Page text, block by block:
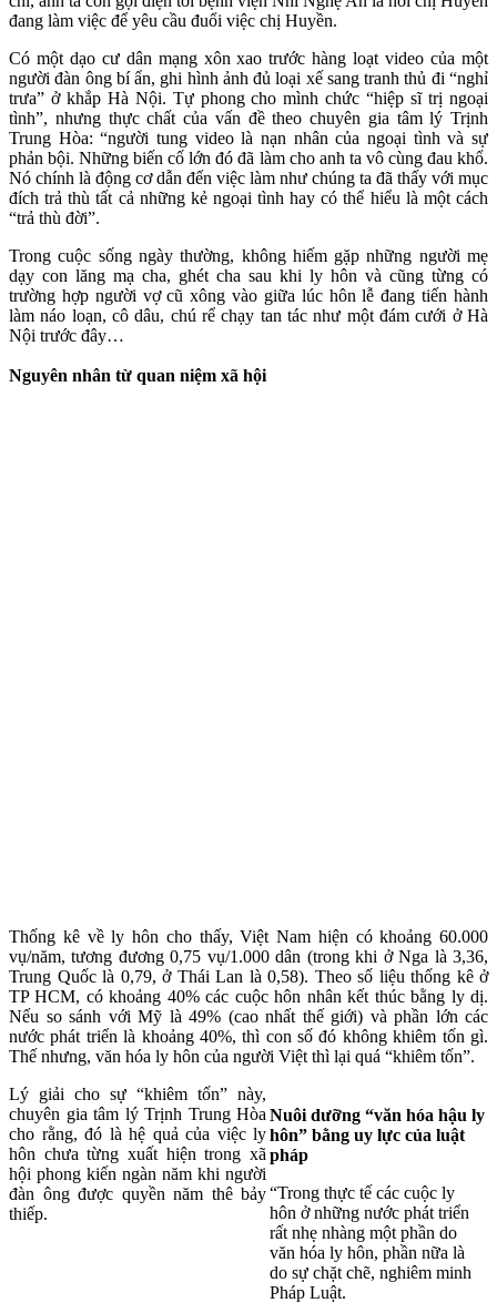
đang làm việc để yêu cầu đuổi việc chị Huyền.
Có một dạo cư dân mạng xôn xao trước hàng loạt video của một
người đàn ông bí ẩn, ghi hình ảnh đủ loại xế sang tranh thủ đi “nghỉ
trưa” ở khắp Hà Nội. Tự phong cho mình chức “hiệp sĩ trị ngoại
tình”, nhưng thực chất của vấn đề theo chuyên gia tâm lý Trịnh
Trung Hòa: “người tung video là nạn nhân của ngoại tình và sự
phản bội. Những biến cố lớn đó đã làm cho anh ta vô cùng đau khổ.
Nó chính là động cơ dẫn đến việc làm như chúng ta đã thấy với mục
đích trả thù tất cả những kẻ ngoại tình hay có thể hiểu là một cách
“trả thù đời”.
Trong cuộc sống ngày thường, không hiếm gặp những người mẹ
dạy con lăng mạ cha, ghét cha sau khi ly hôn và cũng từng có
trường hợp người vợ cũ xông vào giữa lúc hôn lễ đang tiến hành
làm náo loạn, cô dâu, chú rể chạy tan tác như một đám cưới ở Hà
Nội trước đây…
Nguyên nhân từ quan niệm xã hội
Thống kê về ly hôn cho thấy, Việt Nam hiện có khoảng 60.000
vụ/năm, tương đương 0,75 vụ/1.000 dân (trong khi ở Nga là 3,36,
Trung Quốc là 0,79, ở Thái Lan là 0,58). Theo số liệu thống kê ở
TP HCM, có khoảng 40% các cuộc hôn nhân kết thúc bằng ly dị.
Nếu so sánh với Mỹ là 49% (cao nhất thế giới) và phần lớn các
nước phát triển là khoảng 40%, thì con số đó không khiêm tốn gì.
Thế nhưng, văn hóa ly hôn của người Việt thì lại quá “khiêm tốn”.
Nuôi dưỡng “văn hóa hậu ly
hôn” bằng uy lực của luật
pháp
“Trong thực tế các cuộc ly
hôn ở những nước phát triển
rất nhẹ nhàng một phần do
văn hóa ly hôn, phần nữa là
do sự chặt chẽ, nghiêm minh
Pháp Luật.
Lý giải cho sự “khiêm tốn” này,
chuyên gia tâm lý Trịnh Trung Hòa
cho rằng, đó là hệ quả của việc ly
hôn chưa từng xuất hiện trong xã
hội phong kiến ngàn năm khi người
đàn ông được quyền năm thê bảy
thiếp.